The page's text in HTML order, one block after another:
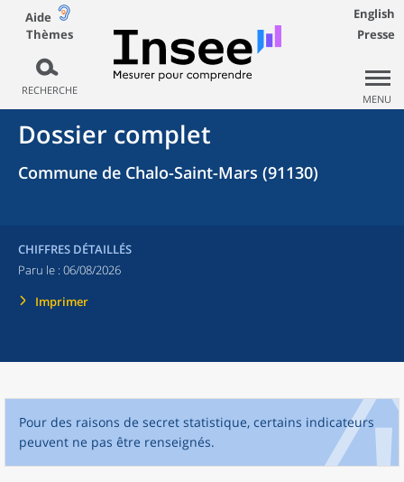
Aide
Thèmes
RECHERCHE
English
Presse
MENU
Dossier complet
Commune de Chalo-Saint-Mars (91130)
CHIFFRES DÉTAILLÉS
Paru le : 06/08/2026
Imprimer
Pour des raisons de secret statistique, certains indicateurs
peuvent ne pas être renseignés.